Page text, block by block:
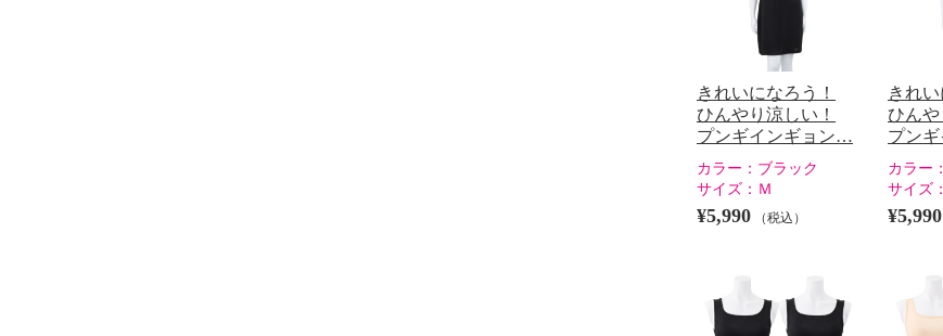
きれいになろう！
ひんやり涼しい！
プンギインギョン…
カラー： ブラック
サイズ： Ｍ
¥5,990 （税込）
きれい
ひんや
プン
カラー：
サイズ：
¥5,990